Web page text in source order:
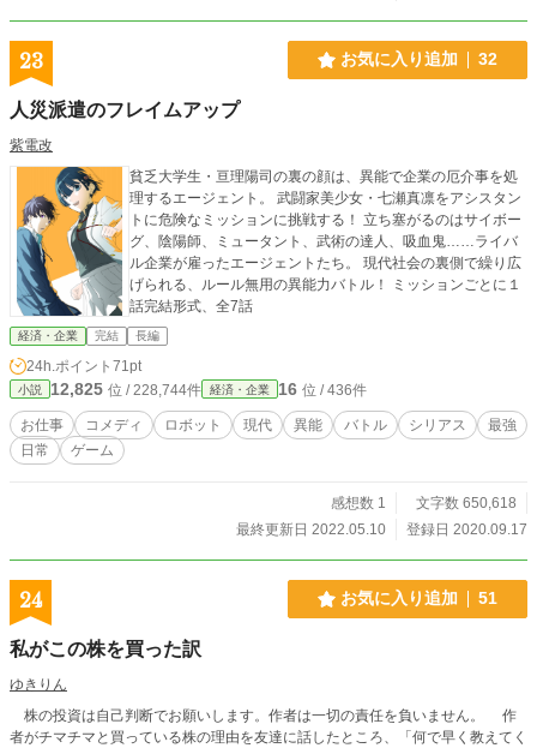
23 お気に入り追加 32
人災派遣のフレイムアップ
紫電改
貧乏大学生・亘理陽司の裏の顔は、異能で企業の厄介事を処
理するエージェント。 武闘家美少女・七瀬真凛をアシスタン
トに危険なミッションに挑戦する！ 立ち塞がるのはサイボー
グ、陰陽師、ミュータント、武術の達人、吸血鬼……ライバ
ル企業が雇ったエージェントたち。 現代社会の裏側で繰り広
げられる、ルール無用の異能力バトル！ ミッションごとに１
話完結形式、全7話
経済・企業 完結 長編
24h.ポイント 71pt
小説 12,825 位 / 228,744件 経済・企業 16 位 / 436件
お仕事 コメディ ロボット 現代 異能 バトル シリアス
最強
日常
ゲーム
感想数 1
文字数 650,618
最終更新日 2022.05.10
登録日 2020.09.17
24 お気に入り追加 51
私がこの株を買った訳
ゆきりん
株の投資は自己判断でお願いします。作者は一切の責任を負いません。 作
者がチマチマと買っている株の理由を友達に話したところ、「何で早く教えてく